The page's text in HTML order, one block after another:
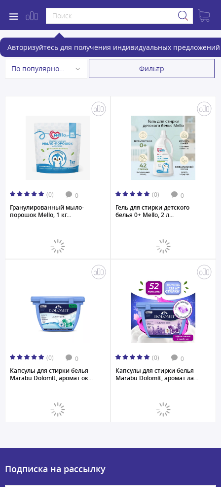
Авторизуйтесь для получения индивидуальных предложений
Средства для стирки
По популярности Фильтр
(0) 0
Гранулированный мыло-
порошок Mello, 1 кг...
(0) 0
Гель для стирки детского
белья 0+ Mello, 2 л...
(0) 0
Капсулы для стирки белья
Marabu Dolomit, аромат ок...
(0) 0
Капсулы для стирки белья
Marabu Dolomit, аромат ла...
Подписка на рассылку